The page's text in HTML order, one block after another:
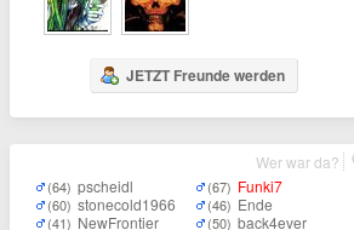
JETZT Freunde werden
(64) pscheidl
(60) stonecold1966
(41) NewFrontier
(67) Funki7
(46) Ende
(50) back4ever
Wer war da?